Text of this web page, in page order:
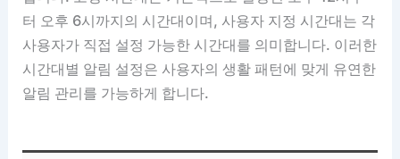
터 오후 6시까지의 시간대이며, 사용자 지정 시간대는 각
사용자가 직접 설정 가능한 시간대를 의미합니다. 이러한
시간대별 알림 설정은 사용자의 생활 패턴에 맞게 유연한
알림 관리를 가능하게 합니다.